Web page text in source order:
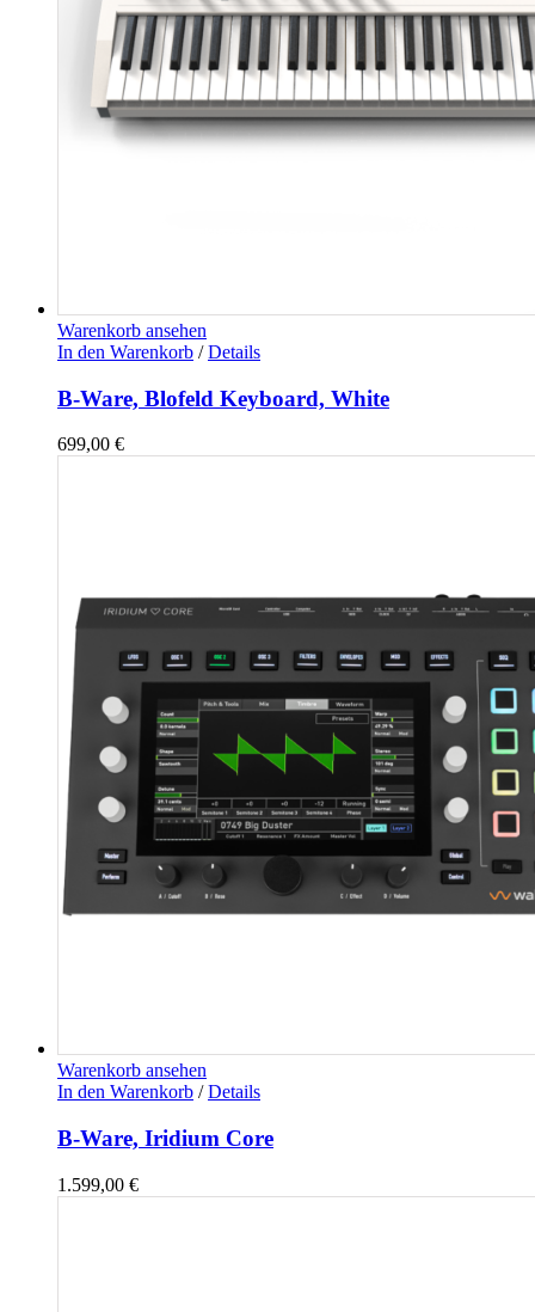
Warenkorb ansehen
In den Warenkorb / Details
B-Ware, Blofeld Keyboard, White
699,00 €
Warenkorb ansehen
In den Warenkorb / Details
B-Ware, Iridium Core
1.599,00 €